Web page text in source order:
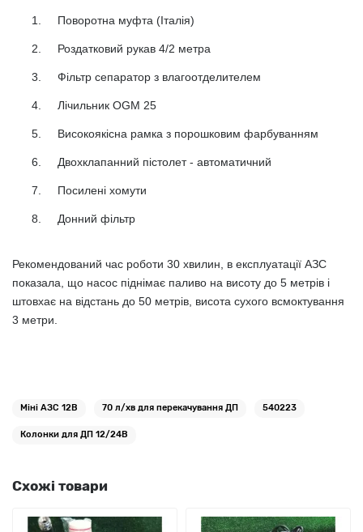
1. Поворотна муфта (Італія)
2. Роздатковий рукав 4/2 метра
3. Фільтр сепаратор з влагоотделителем
4. Лічильник OGM 25
5. Високоякісна рамка з порошковим фарбуванням
6. Двохклапанний пістолет - автоматичний
7. Посилені хомути
8. Донний фільтр
Рекомендований час роботи 30 хвилин, в експлуатації АЗС
показала, що насос піднімає паливо на висоту до 5 метрів і
штовхає на відстань до 50 метрів, висота сухого всмоктування
3 метри.
Міні АЗС 12В 70 л/хв для перекачування ДП 540223
Колонки для ДП 12/24В
Схожі товари